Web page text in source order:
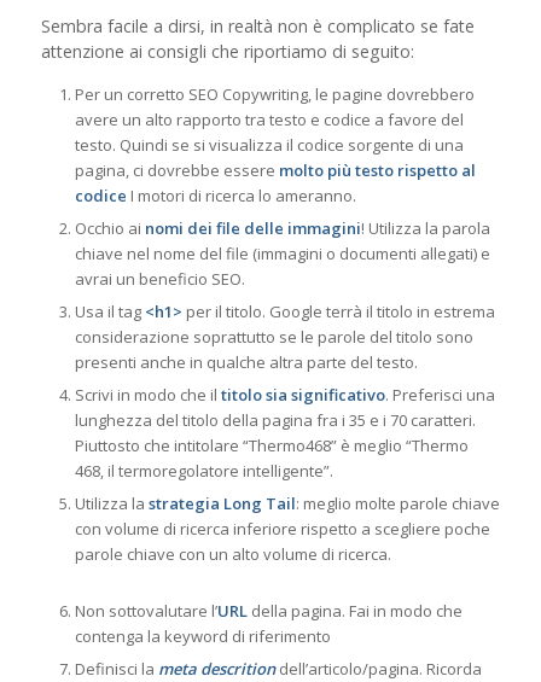
Sembra facile a dirsi, in realtà non è complicato se fate
attenzione ai consigli che riportiamo di seguito:
Per un corretto SEO Copywriting, le pagine dovrebbero
avere un alto rapporto tra testo e codice a favore del
testo. Quindi se si visualizza il codice sorgente di una
pagina, ci dovrebbe essere molto più testo rispetto al
codice I motori di ricerca lo ameranno.
Occhio ai nomi dei file delle immagini! Utilizza la parola
chiave nel nome del file (immagini o documenti allegati) e
avrai un beneficio SEO.
Usa il tag <h1> per il titolo. Google terrà il titolo in estrema
considerazione soprattutto se le parole del titolo sono
presenti anche in qualche altra parte del testo.
Scrivi in modo che il titolo sia significativo. Preferisci una
lunghezza del titolo della pagina fra i 35 e i 70 caratteri.
Piuttosto che intitolare “Thermo468” è meglio “Thermo
468, il termoregolatore intelligente”.
Utilizza la strategia Long Tail: meglio molte parole chiave
con volume di ricerca inferiore rispetto a scegliere poche
parole chiave con un alto volume di ricerca.
Non sottovalutare l’URLdella pagina. Fai in modo che
contenga la keyword di riferimento
Definisci la meta descritiondell’articolo/pagina. Ricorda